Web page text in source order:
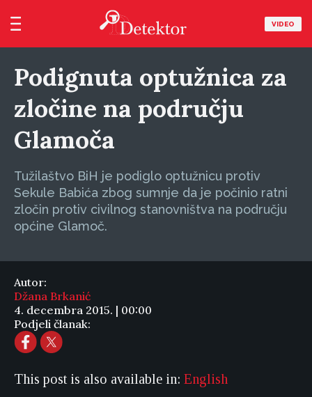
VIDEO
Podignuta optužnica za
zločine na području
Glamoča
Tužilaštvo BiH je podiglo optužnicu protiv
Sekule Babića zbog sumnje da je počinio ratni
zločin protiv civilnog stanovništva na području
općine Glamoč.
Autor:
Džana Brkanić
4. decembra 2015. | 00:00
Podjeli članak:
This post is also available in: English